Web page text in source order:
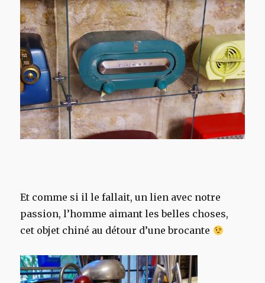
Et comme si il le fallait, un lien avec notre
passion, l’homme aimant les belles choses,
cet objet chiné au détour d’une brocante